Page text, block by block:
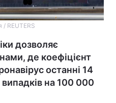
/ REUTERS
дозволяє
де коефіцієнт
останні 14
на 100 000